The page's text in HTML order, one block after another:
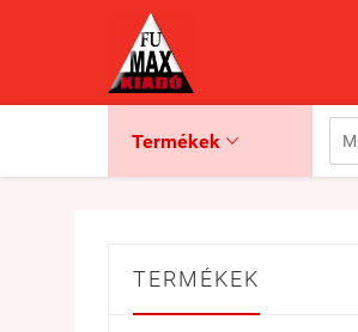
Termékek 
TERMÉKEK